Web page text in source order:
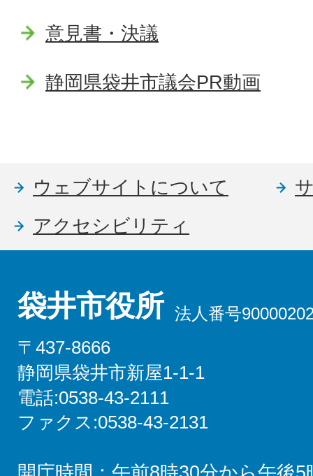
意見書・決議
静岡県袋井市議会PR動画
ウェブサイトについて
アクセシビリティ
袋井市役所 法人番号
〒437-8666
静岡県袋井市新屋1-1-1
電話:0538-43-2111
ファクス:0538-43-2131